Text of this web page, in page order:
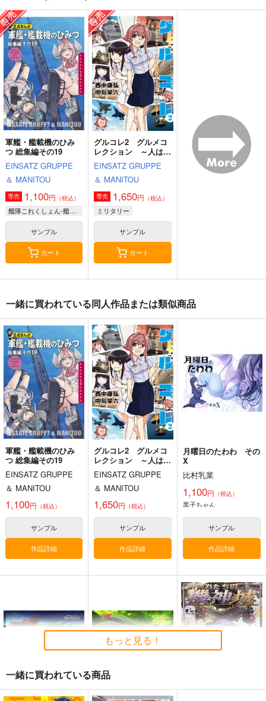
Thonbricchi～トンブ
リちゃんとねこてーと
く
KURONEKO-WORK's-
くろねこわぁくす-
660円（税込）
艦隊これくしょん-艦これ-
トンブリ
明石 大淀
サンプル
カート
戦艦の砲台 ～海から
陸へ！レーザー測量で
蘇る巨大地下空間・壱
岐要塞の全貌
さざなみ壊変
1,320円（税込）
ミリタリー
加賀
サンプル
カート
ゲームマスター響～リ
アル脱出ゲーム編～
さといも牧場
787円（税込）
艦隊これくしょん-艦これ-
響
第六駆逐隊
サンプル
カート
軍艦・艦載機のひみ
つ 総集編その19
EINSATZ GRUPPE
＆ MANITOU
専売 1,100円（税込）
艦隊これくしょん-艦これ-
サンプル
カート
気高き者達の碑
帝國交響楽団
艦隊これくしょん-艦これ-
赤城
加賀 飛龍
サンプル
艦これプロレス 四方
660円（税込）
艦隊これくしょん-艦これ-
艦これプロレス24
2,200 （税込）
艦隊これくしょん-艦これ-
天龍
那珂
去年ルノアール鎮守府
で～
Paradise of Thunder
～
小書会
550円（税込）
軍艦・艦載機のひみ
つ 総集編その19
EINSATZ GRUPPE
＆ MANITOU
専売 1,100円 （税込）
艦隊これくしょん-艦これ-
サンプル
カート
グルコレ2 グルメコ
レクション ～人は何
処で何を食べているの
か～
EINSATZ GRUPPE
＆ MANITOU
専売 1,650円 （税込）
ミリタリー
サンプル
カート
一緒に買われている同人作品または類似商品
軍艦・艦載機のひみ
つ 総集編その19
EINSATZ GRUPPE
＆ MANITOU
1,100円 （税込）
サンプル
作品詳細
グルコレ2 グルメコ
レクション ～人は何
処で何を食べているの
か～
EINSATZ GRUPPE
＆ MANITOU
1,650円 （税込）
サンプル
作品詳細
月曜日のたわわ その
X
比村乳業
1,100円 （税込）
黒子ちゃん
サンプル
作品詳細
もっと見る！
一緒に買われている商品